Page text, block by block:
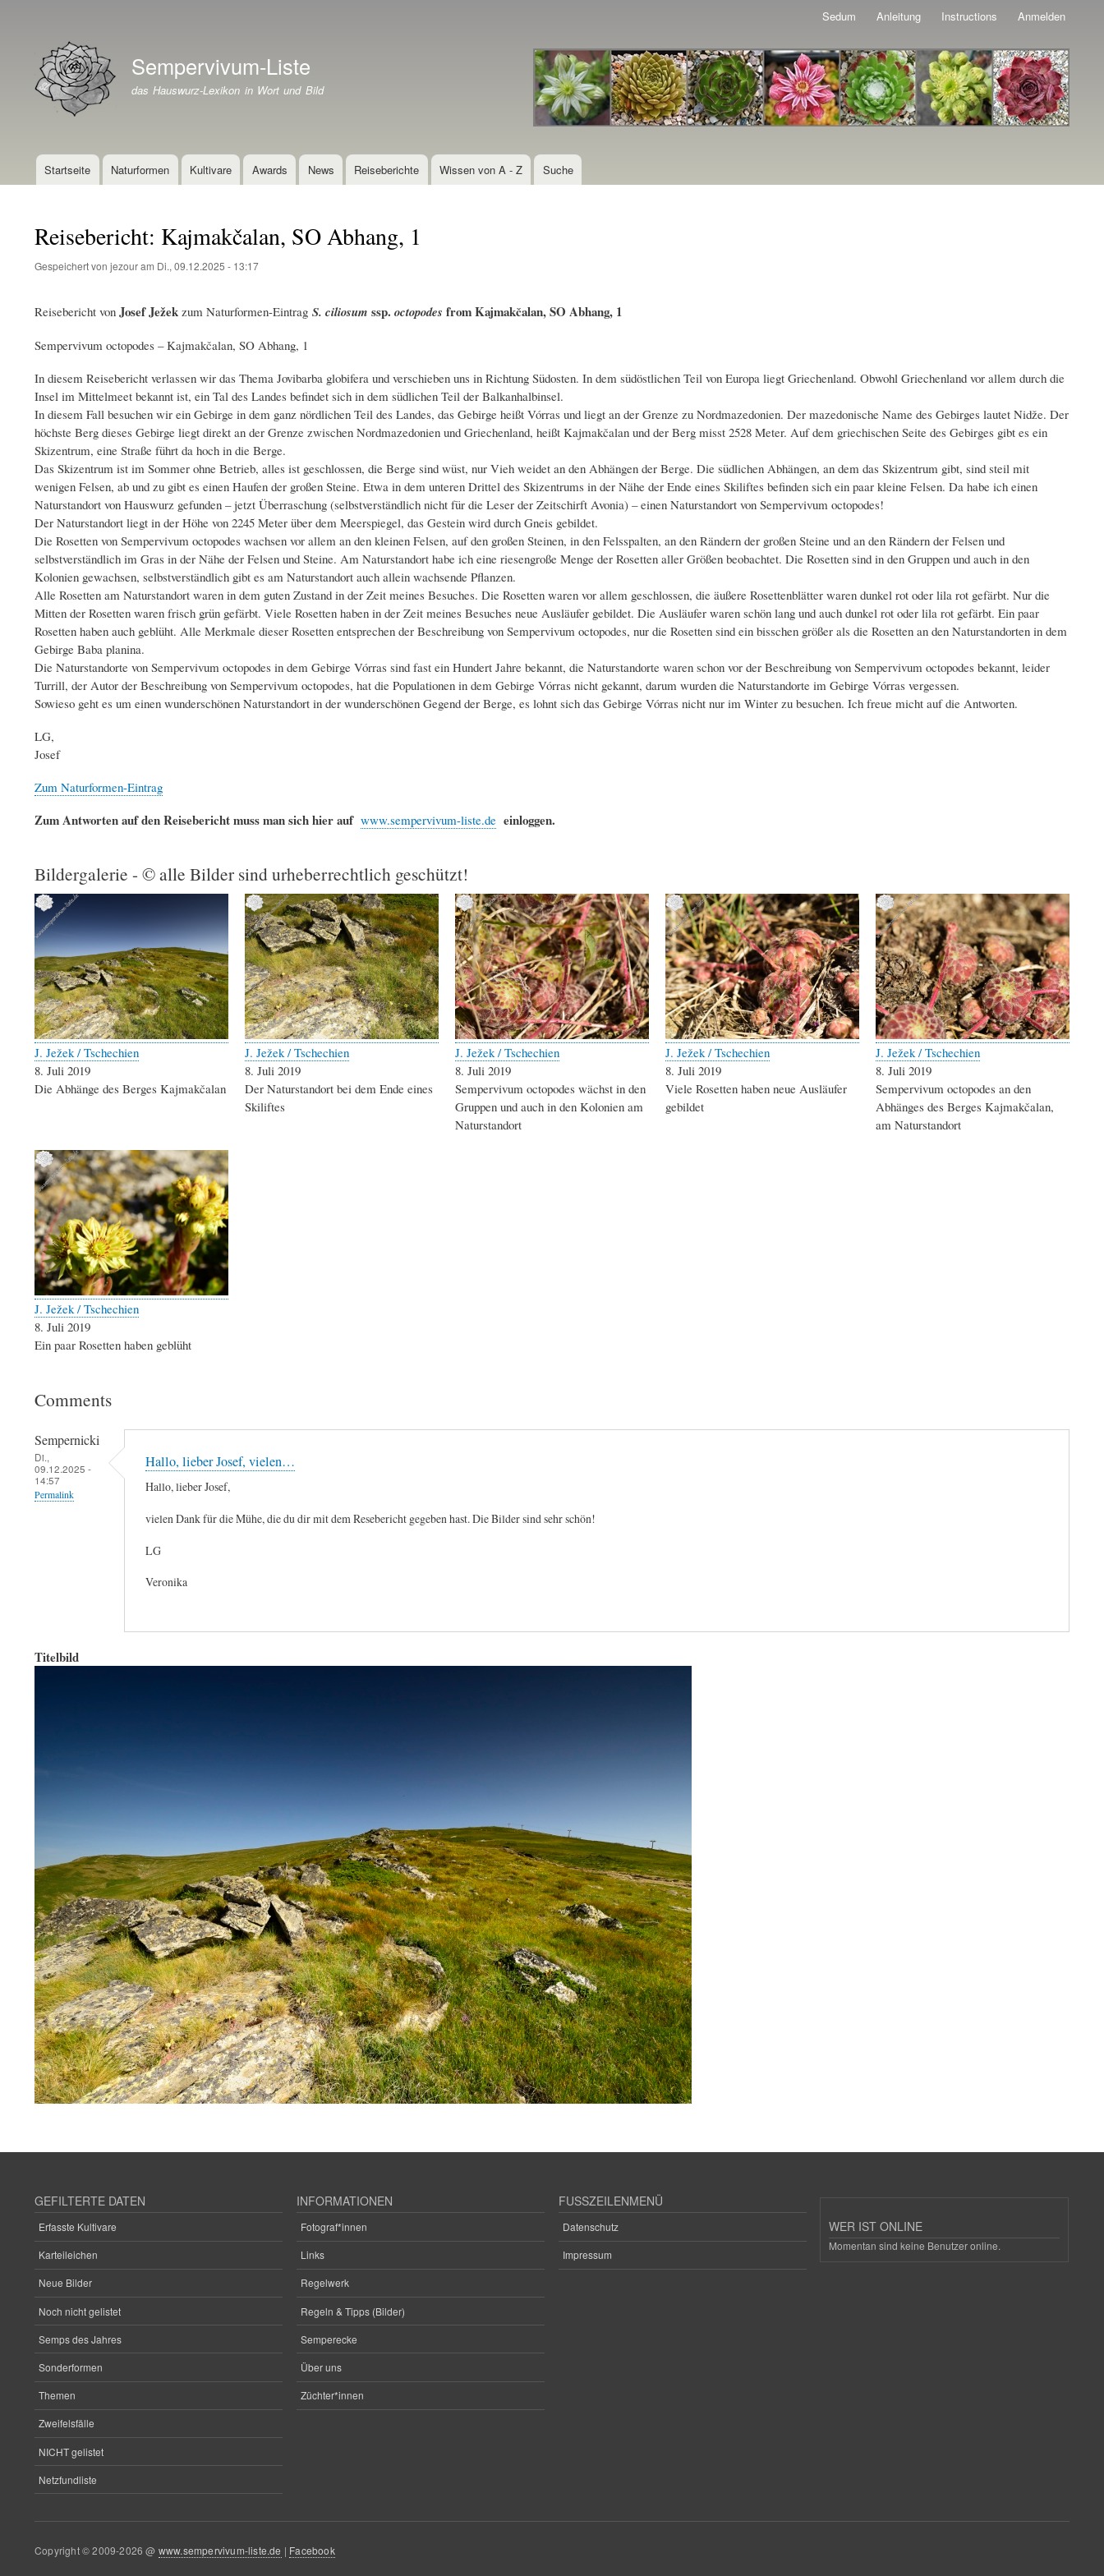
Inhalt
Sedum Anleitung Instructions Anmelden
Branding der WebsiteSempervivum-Liste
das Hauswurz-Lexikon in Wort und Bild
Hauptnavigation
Startseite Naturformen Kultivare Awards News Reiseberichte Wissen von A - Z Suche
Reisebericht: Kajmakčalan, SO Abhang, 1
Gespeichert von jezouram Di., 09.12.2025 - 13:17
Reisebericht von Josef Ježek zum Naturformen-Eintrag S. ciliosum ssp. octopodes from Kajmakčalan, SO Abhang, 1
Sempervivum octopodes – Kajmakčalan, SO Abhang, 1
In diesem Reisebericht verlassen wir das Thema Jovibarba globifera und verschieben uns in Richtung Südosten. In dem südöstlichen Teil von Europa liegt Griechenland. Obwohl Griechenland vor allem durch die
Insel im Mittelmeet bekannt ist, ein Tal des Landes befindet sich in dem südlichen Teil der Balkanhalbinsel.
In diesem Fall besuchen wir ein Gebirge in dem ganz nördlichen Teil des Landes, das Gebirge heißt Vórras und liegt an der Grenze zu Nordmazedonien. Der mazedonische Name des Gebirges lautet Nidže. Der
höchste Berg dieses Gebirge liegt direkt an der Grenze zwischen Nordmazedonien und Griechenland, heißt Kajmakčalan und der Berg misst 2528 Meter. Auf dem griechischen Seite des Gebirges gibt es ein
Skizentrum, eine Straße führt da hoch in die Berge.
Das Skizentrum ist im Sommer ohne Betrieb, alles ist geschlossen, die Berge sind wüst, nur Vieh weidet an den Abhängen der Berge. Die südlichen Abhängen, an dem das Skizentrum gibt, sind steil mit
wenigen Felsen, ab und zu gibt es einen Haufen der großen Steine. Etwa in dem unteren Drittel des Skizentrums in der Nähe der Ende eines Skiliftes befinden sich ein paar kleine Felsen. Da habe ich einen
Naturstandort von Hauswurz gefunden – jetzt Überraschung (selbstverständlich nicht für die Leser der Zeitschirft Avonia) – einen Naturstandort von Sempervivum octopodes!
Der Naturstandort liegt in der Höhe von 2245 Meter über dem Meerspiegel, das Gestein wird durch Gneis gebildet.
Die Rosetten von Sempervivum octopodes wachsen vor allem an den kleinen Felsen, auf den großen Steinen, in den Felsspalten, an den Rändern der großen Steine und an den Rändern der Felsen und
selbstverständlich im Gras in der Nähe der Felsen und Steine. Am Naturstandort habe ich eine riesengroße Menge der Rosetten aller Größen beobachtet. Die Rosetten sind in den Gruppen und auch in den
Kolonien gewachsen, selbstverständlich gibt es am Naturstandort auch allein wachsende Pflanzen.
Alle Rosetten am Naturstandort waren in dem guten Zustand in der Zeit meines Besuches. Die Rosetten waren vor allem geschlossen, die äußere Rosettenblätter waren dunkel rot oder lila rot gefärbt. Nur die
Mitten der Rosetten waren frisch grün gefärbt. Viele Rosetten haben in der Zeit meines Besuches neue Ausläufer gebildet. Die Ausläufer waren schön lang und auch dunkel rot oder lila rot gefärbt. Ein paar
Rosetten haben auch geblüht. Alle Merkmale dieser Rosetten entsprechen der Beschreibung von Sempervivum octopodes, nur die Rosetten sind ein bisschen größer als die Rosetten an den Naturstandorten in dem
Gebirge Baba planina.
Die Naturstandorte von Sempervivum octopodes in dem Gebirge Vórras sind fast ein Hundert Jahre bekannt, die Naturstandorte waren schon vor der Beschreibung von Sempervivum octopodes bekannt, leider
Turrill, der Autor der Beschreibung von Sempervivum octopodes, hat die Populationen in dem Gebirge Vórras nicht gekannt, darum wurden die Naturstandorte im Gebirge Vórras vergessen.
Sowieso geht es um einen wunderschönen Naturstandort in der wunderschönen Gegend der Berge, es lohnt sich das Gebirge Vórras nicht nur im Winter zu besuchen. Ich freue micht auf die Antworten.
LG,
Josef
Zum Naturformen-Eintrag
Zum Antworten auf den Reisebericht muss man sich hier auf www.sempervivum-liste.de einloggen.
Bildergalerie - © alle Bilder sind urheberrechtlich geschützt!
J. Ježek / Tschechien
8. Juli 2019
Die Abhänge des Berges Kajmakčalan
J. Ježek / Tschechien
8. Juli 2019
Der Naturstandort bei dem Ende eines
Skiliftes
J. Ježek / Tschechien
8. Juli 2019
Sempervivum octopodes wächst in den
Gruppen und auch in den Kolonien am
Naturstandort
J. Ježek / Tschechien
8. Juli 2019
Viele Rosetten haben neue Ausläufer
gebildet
J. Ježek / Tschechien
8. Juli 2019
Sempervivum octopodes an den
Abhänges des Berges Kajmakčalan,
am Naturstandort
J. Ježek / Tschechien
8. Juli 2019
Ein paar Rosetten haben geblüht
Comments
Sempernicki
Di.,
09.12.2025 -
14:57
Permalink
Hallo, lieber Josef, vielen…
Hallo, lieber Josef,
vielen Dank für die Mühe, die du dir mit dem Resebericht gegeben hast. Die Bilder sind sehr schön!
LG
Veronika
Titelbild
GEFILTERTE DATEN
Erfasste Kultivare
Karteileichen
Neue Bilder
Noch nicht gelistet
Semps des Jahres
Sonderformen
Themen
Zweifelsfälle
NICHT gelistet
Netzfundliste
INFORMATIONEN
Fotograf*innen
Links
Regelwerk
Regeln & Tipps (Bilder)
Semperecke
Über uns
Züchter*innen
FUSSZEILENMENÜ
Datenschutz
Impressum
WER IST ONLINE
Momentan sind keine Benutzer online.
Copyright © 2009-2026 @ www.sempervivum-liste.de | Facebook